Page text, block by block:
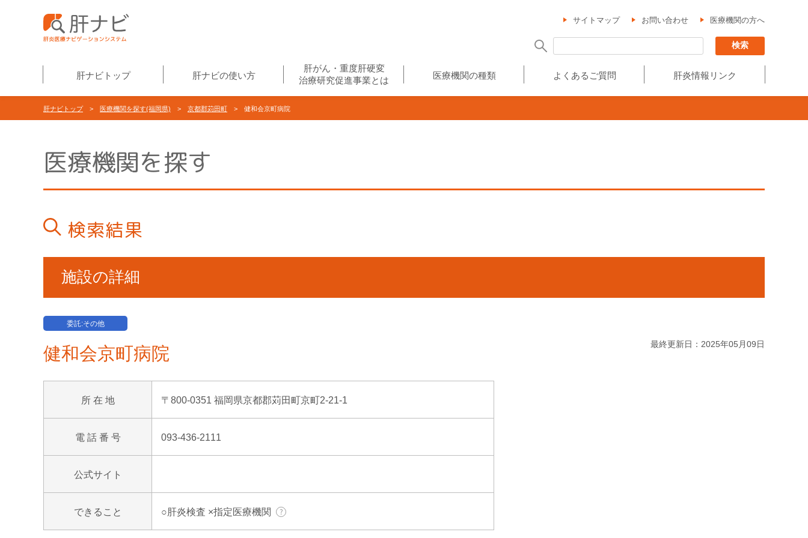
サイトマップ お問い合わせ 医療機関の方へ
肝ナビトップ 肝ナビの使い方
肝がん・重度肝硬変
治療研究促進事業とは
医療機関の種類 よくあるご質問 肝炎情報リンク
肝ナビトップ> 医療機関を探す(福岡県) > 京都郡苅田町 > 健和会京町病院
医療機関を探す
検索結果
施設の詳細
委託:その他
健和会京町病院
所 在 地 〒800-0351 福岡県京都郡苅田町京町2-21-1
電 話 番 号 093-436-2111
公式サイト
できること ○肝炎検査 ×指定医療機関
最終更新日：2025年05月09日